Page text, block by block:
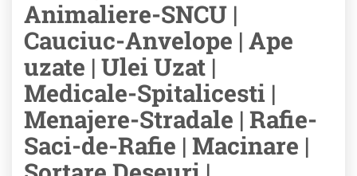
Animaliere-SNCU |
Cauciuc-Anvelope | Ape
uzate | Ulei Uzat |
Medicale-Spitalicesti |
Menajere-Stradale | Rafie-
Saci-de-Rafie | Macinare |